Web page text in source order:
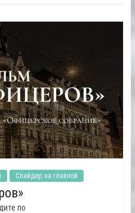
Слайдер на главной
по